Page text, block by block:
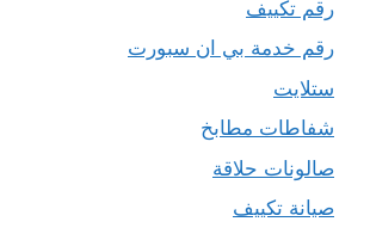
رقم تكييف
رقم خدمة بي ان سبورت
ستلايت
شفاطات مطابخ
صالونات حلاقة
صيانة تكييف